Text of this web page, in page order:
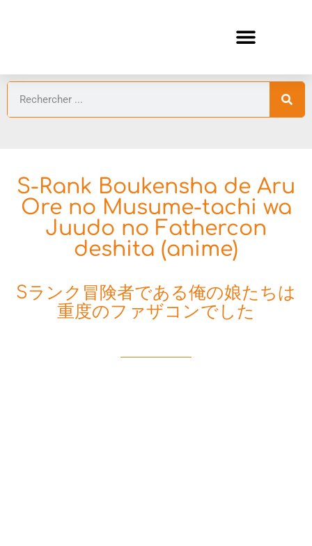
S-Rank Boukensha de Aru
Ore no Musume-tachi wa
Juudo no Fathercon
deshita (anime)
Sランク冒険者である俺の娘たちは
重度のファザコンでした